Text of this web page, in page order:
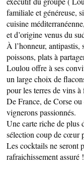
CÔTÉ NATURE
HÉBERGEMENTS
familiale et généreuse,
cuisine
et d’origine venus du
À l’honneur, antipastis,
poissons, plats à
Loulou offre à ses
un large choix de
pour les terres de vins
De France, de Corse
vignerons passionnés.
Une carte riche de plus
sélection coup de cœur
Les cocktails ne seront
rafraichissement assuré !